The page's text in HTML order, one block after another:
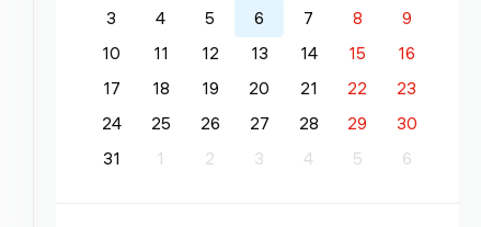
3
4 5 6 7 8
9
10
11 12 13 14 15
16
17
18 19 20 21 22
23
24
25 26 27 28 29
30
31
1 2 3 4 5 6